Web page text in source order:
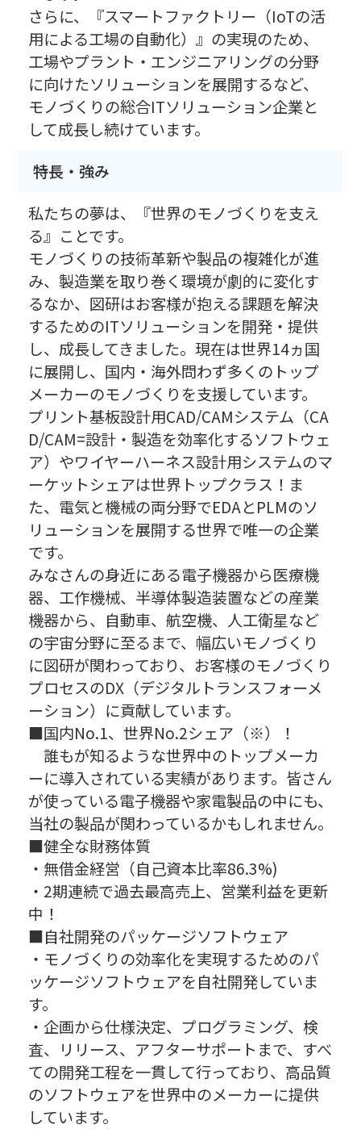
さらに、『スマートファクトリー（IoTの活
用による工場の自動化）』の実現のため、
工場やプラント・エンジニアリングの分野
に向けたソリューションを展開するなど、
モノづくりの総合ITソリューション企業と
して成長し続けています。
特長・強み
私たちの夢は、『世界のモノづくりを支え
る』ことです。
モノづくりの技術革新や製品の複雑化が進
み、製造業を取り巻く環境が劇的に変化す
るなか、図研はお客様が抱える課題を解決
するためのITソリューションを開発・提供
し、成長してきました。現在は世界14ヵ国
に展開し、国内・海外問わず多くのトップ
メーカーのモノづくりを支援しています。
プリント基板設計用CAD/CAMシステム（CA
D/CAM=設計・製造を効率化するソフトウェ
ア）やワイヤーハーネス設計用システムのマ
ーケットシェアは世界トップクラス！ま
た、電気と機械の両分野でEDAとPLMのソ
リューションを展開する世界で唯一の企業
です。
みなさんの身近にある電子機器から医療機
器、工作機械、半導体製造装置などの産業
機器から、自動車、航空機、人工衛星など
の宇宙分野に至るまで、幅広いモノづくり
に図研が関わっており、お客様のモノづくり
プロセスのDX（デジタルトランスフォーメ
ーション）に貢献しています。
■国内No.1、世界No.2シェア（※）！
誰もが知るような世界中のトップメーカ
ーに導入されている実績があります。皆さん
が使っている電子機器や家電製品の中にも、
当社の製品が関わっているかもしれません。
■健全な財務体質
・無借金経営（自己資本比率86.3%)
・2期連続で過去最高売上、営業利益を更新
中！
■自社開発のパッケージソフトウェア
・モノづくりの効率化を実現するためのパ
ッケージソフトウェアを自社開発していま
す。
・企画から仕様決定、プログラミング、検
査、リリース、アフターサポートまで、すべ
ての開発工程を一貫して行っており、高品質
のソフトウェアを世界中のメーカーに提供
しています。